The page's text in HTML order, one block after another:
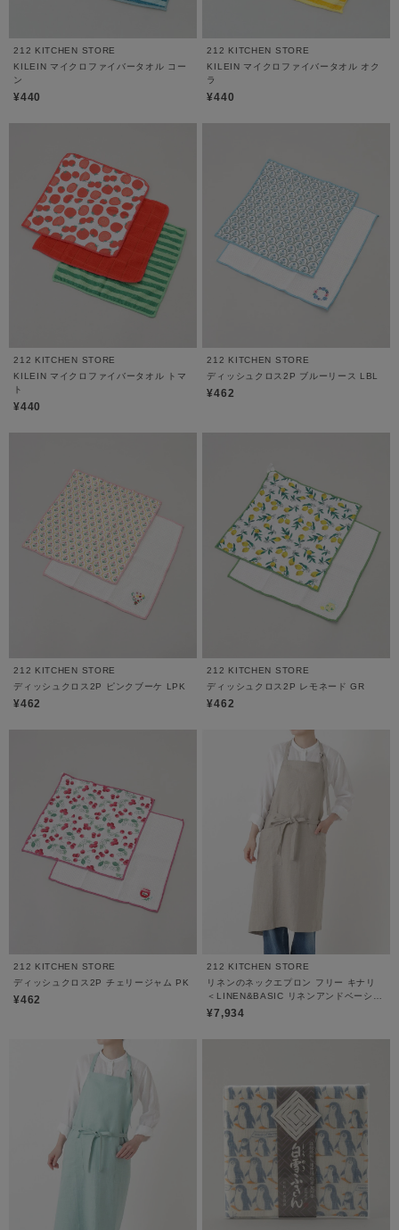
212 KITCHEN STORE
KILEIN マイクロファイバータオル コー
ン
¥440
212 KITCHEN STORE
KILEIN マイクロファイバータオル オク
ラ
¥440
212 KITCHEN STORE
KILEIN マイクロファイバータオル トマ
ト
¥440
212 KITCHEN STORE
ディッシュクロス2P ブルーリース LBL
¥462
212 KITCHEN STORE
ディッシュクロス2P ピンクブーケ LPK
¥462
212 KITCHEN STORE
ディッシュクロス2P レモネード GR
¥462
212 KITCHEN STORE
ディッシュクロス2P チェリージャム PK
¥462
212 KITCHEN STORE
リネンのネックエプロン フリー キナリ
＜LINEN&BASIC リネンアンドベーシッ
ク＞
¥7,934